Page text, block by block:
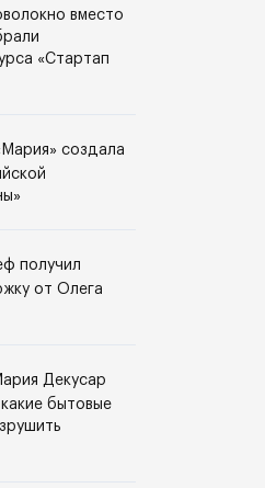
вместо
«Стартап
создала
получил
от Олега
Декусар
бытовые